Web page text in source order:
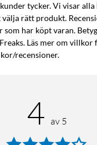
tycker. Vi visar
rätt produkt.
som har köpt varan.
Läs mer om
recensioner.
4 av 5